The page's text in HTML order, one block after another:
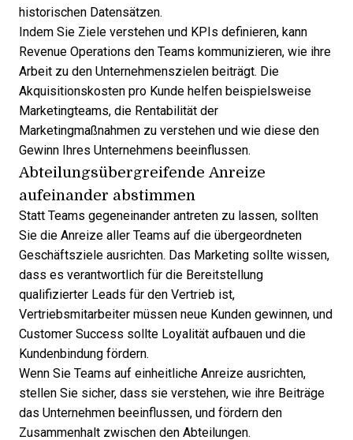
historischen Datensätzen.
Indem Sie Ziele verstehen und KPIs definieren, kann
Revenue Operations den Teams kommunizieren, wie ihre
Arbeit zu den Unternehmenszielen beiträgt. Die
Akquisitionskosten pro Kunde helfen beispielsweise
Marketingteams, die Rentabilität der
Marketingmaßnahmen zu verstehen und wie diese den
Gewinn Ihres Unternehmens beeinflussen.
Abteilungsübergreifende Anreize
aufeinander abstimmen
Statt Teams gegeneinander antreten zu lassen, sollten
Sie die Anreize aller Teams auf die übergeordneten
Geschäftsziele ausrichten. Das Marketing sollte wissen,
dass es verantwortlich für die Bereitstellung
qualifizierter Leads für den Vertrieb ist,
Vertriebsmitarbeiter müssen neue Kunden gewinnen, und
Customer Success sollte Loyalität aufbauen und die
Kundenbindung fördern.
Wenn Sie Teams auf einheitliche Anreize ausrichten,
stellen Sie sicher, dass sie verstehen, wie ihre Beiträge
das Unternehmen beeinflussen, und fördern den
Zusammenhalt zwischen den Abteilungen.